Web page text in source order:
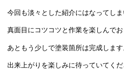
今回も淡々とした紹介にはなってしま
真面目にコツコツと作業を楽しんで
あともう少しで塗装箇所は完成します
出来上がりを楽しみに待っていてく